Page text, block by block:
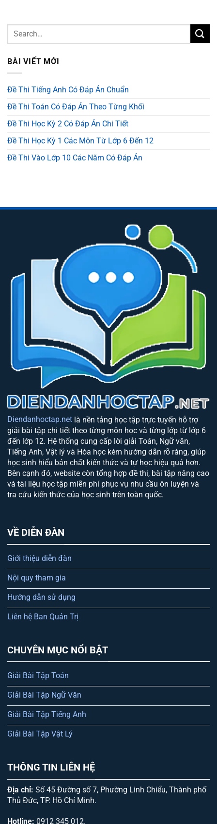
BÀI VIẾT MỚI
Đề Thi Tiếng Anh Có Đáp Án Chuẩn
Đề Thi Toán Có Đáp Án Theo Từng Khối
Đề Thi Học Kỳ 2 Có Đáp Án Chi Tiết
Đề Thi Học Kỳ 1 Các Môn Từ Lớp 6 Đến 12
Đề Thi Vào Lớp 10 Các Năm Có Đáp Án
Diendanhoctap.net là nền tảng học tập trực tuyến hỗ trợ
giải bài tập chi tiết theo từng môn học và từng lớp từ lớp 6
đến lớp 12. Hệ thống cung cấp lời giải Toán, Ngữ văn,
Tiếng Anh, Vật lý và Hóa học kèm hướng dẫn rõ ràng, giúp
học sinh hiểu bản chất kiến thức và tự học hiệu quả hơn.
Bên cạnh đó, website còn tổng hợp đề thi, bài tập nâng cao
và tài liệu học tập miễn phí phục vụ nhu cầu ôn luyện và
tra cứu kiến thức của học sinh trên toàn quốc.
VỀ DIỄN ĐÀN
Giới thiệu diễn đàn
Nội quy tham gia
Hướng dẫn sử dụng
Liên hệ Ban Quản Trị
CHUYÊN MỤC NỔI BẬT
Giải Bài Tập Toán
Giải Bài Tập Ngữ Văn
Giải Bài Tập Tiếng Anh
Giải Bài Tập Vật Lý
THÔNG TIN LIÊN HỆ
Địa chỉ: Số 45 Đường số 7, Phường Linh Chiểu, Thành phố
Thủ Đức, TP. Hồ Chí Minh.
Hotline: 0912 345 012.